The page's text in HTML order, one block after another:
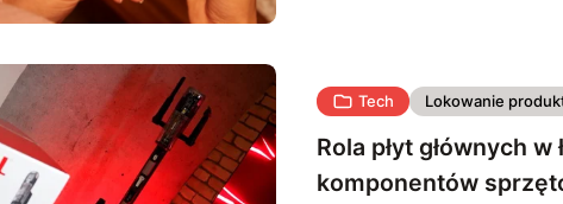
karierę. Nie obiecuje
[…]
Tech Lokowanie
Rola płyt głównych w
komponentów